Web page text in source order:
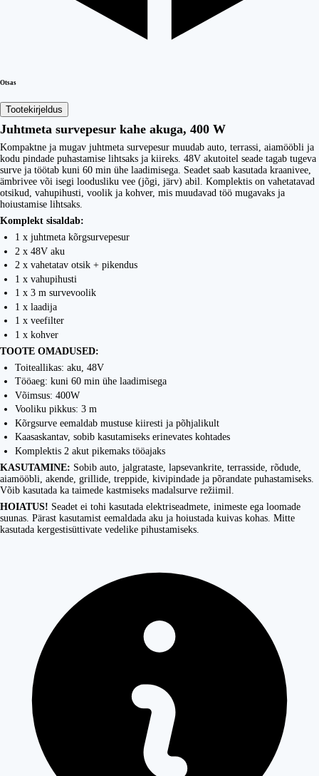
Otsas
Tootekirjeldus
Juhtmeta survepesur kahe akuga, 400 W
Kompaktne ja mugav juhtmeta survepesur muudab auto, terrassi, aiamööbli ja
kodu pindade puhastamise lihtsaks ja kiireks. 48V akutoitel seade tagab tugeva
surve ja töötab kuni 60 min ühe laadimisega. Seadet saab kasutada kraanivee,
ämbrivee või isegi loodusliku vee (jõgi, järv) abil. Komplektis on vahetatavad
otsikud, vahupihusti, voolik ja kohver, mis muudavad töö mugavaks ja
hoiustamise lihtsaks.
Komplekt sisaldab:
1 x juhtmeta kõrgsurvepesur
2 x 48V aku
2 x vahetatav otsik + pikendus
1 x vahupihusti
1 x 3 m survevoolik
1 x laadija
1 x veefilter
1 x kohver
TOOTE OMADUSED:
Toiteallikas: aku, 48V
Tööaeg: kuni 60 min ühe laadimisega
Võimsus: 400W
Vooliku pikkus: 3 m
Kõrgsurve eemaldab mustuse kiiresti ja põhjalikult
Kaasaskantav, sobib kasutamiseks erinevates kohtades
Komplektis 2 akut pikemaks tööajaks
KASUTAMINE: Sobib auto, jalgrataste, lapsevankrite, terrasside, rõdude,
aiamööbli, akende, grillide, treppide, kivipindade ja põrandate puhastamiseks.
Võib kasutada ka taimede kastmiseks madalsurve režiimil.
HOIATUS! Seadet ei tohi kasutada elektriseadmete, inimeste ega loomade
suunas. Pärast kasutamist eemaldada aku ja hoiustada kuivas kohas. Mitte
kasutada kergestisüttivate vedelike pihustamiseks.